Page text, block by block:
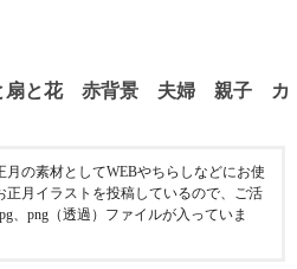
扇と花 赤背景 夫婦 親子 カ
の素材としてWEBやちらしなどにお使
正月イラストを投稿しているので、ご活
、png（透過）ファイルが入っていま